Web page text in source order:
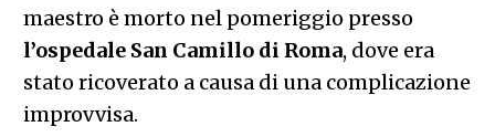
maestro è morto nel pomeriggio presso
l’ospedale San Camillo di Roma, dove era
stato ricoverato a causa di una complicazione
improvvisa.